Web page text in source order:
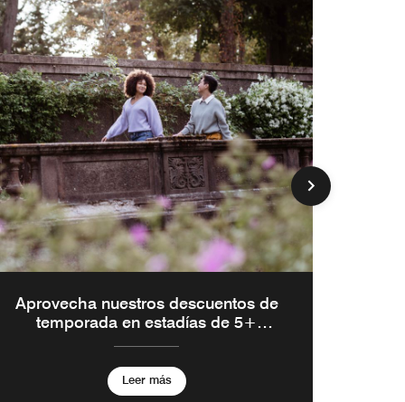
Aprovecha nuestros descuentos de
temporada en estadías de 5+
Leer más